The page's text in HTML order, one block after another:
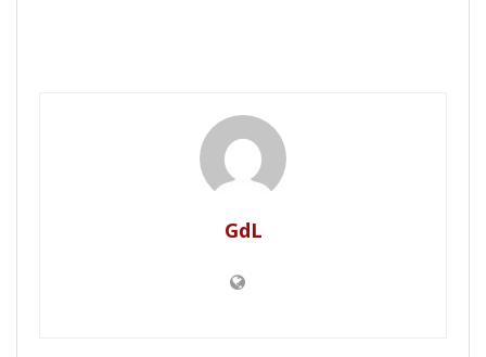
GdL